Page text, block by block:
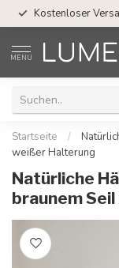
Kostenloser
MENU
Startseite /
weißer Halterung
Natürliche
braunem